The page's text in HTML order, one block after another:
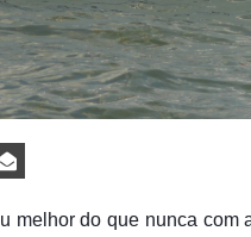
melhor do que nunca